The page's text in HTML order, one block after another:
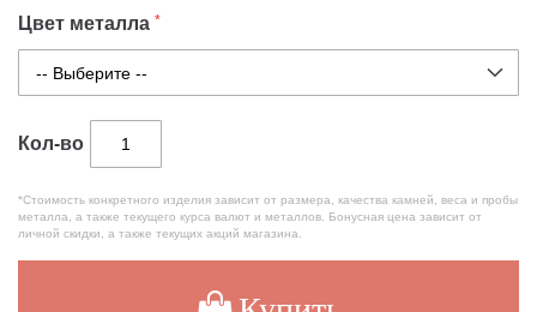
Цвет металла
Кол-во
*Стоимость конкретного изделия зависит от размера, качества камней, веса и пробы
металла, а также текущего курса валют и металлов. Бонусная цена зависит от
личной скидки, а также текущих акций магазина.